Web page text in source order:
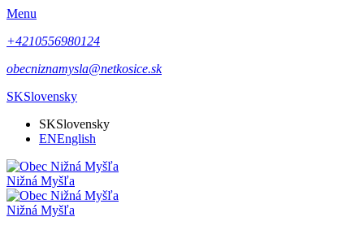
Menu
+4210556980124
obecniznamysla@netkosice.sk
SKSlovensky
SKSlovensky
ENEnglish
Nižná Myšľa
Nižná Myšľa